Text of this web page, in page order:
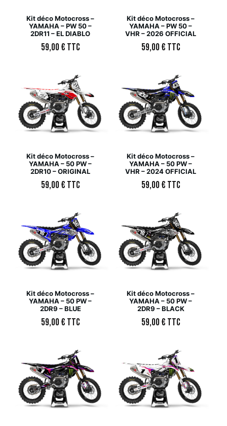
Kit déco Motocross –
YAMAHA – PW 50 –
2DR11 – EL DIABLO
59,00€ TTC
Kit déco Motocross –
YAMAHA – PW 50 –
VHR – 2026 OFFICIAL
59,00€ TTC
Kit déco Motocross –
YAMAHA – 50 PW –
2DR10 – ORIGINAL
59,00€ TTC
Kit déco Motocross –
YAMAHA – 50 PW –
VHR – 2024 OFFICIAL
59,00€ TTC
Kit déco Motocross –
YAMAHA – 50 PW –
2DR9 – BLUE
59,00€ TTC
Kit déco Motocross –
YAMAHA – 50 PW –
2DR9 – BLACK
59,00€ TTC